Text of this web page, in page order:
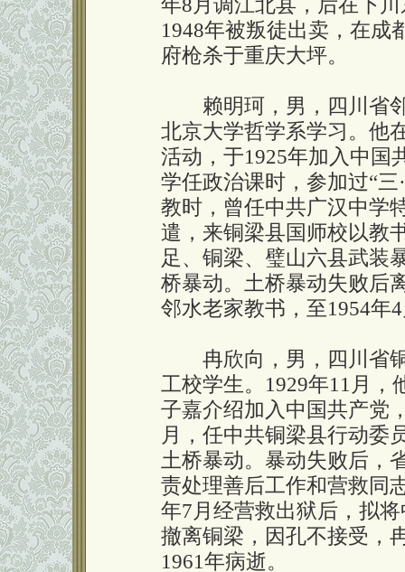
年8月调江北县，后在下
1948年被叛徒出卖，在成
府枪杀于重庆大坪。
赖明珂，男，四川省邻
北京大学哲学系学习。他
活动，于1925年加入中国
学任政治课时，参加过“
教时，曾任中共广汉中学
遣，来铜梁县国师校以教
足、铜梁、璧山六县武装
桥暴动。土桥暴动失败后
邻水老家教书，至1954年
冉欣向，男，四川省铜
工校学生。1929年11月，
子嘉介绍加入中国共产党
月，任中共铜梁县行动委
土桥暴动。暴动失败后，
责处理善后工作和营救同
年7月经营救出狱后，拟
撤离铜梁，因孔不接受，
1961年病逝。